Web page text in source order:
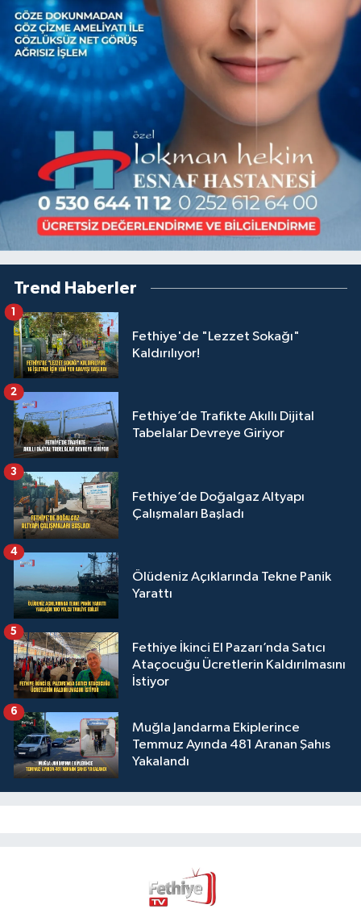
Trend Haberler
Fethiye'de "Lezzet Sokağı"
Kaldırılıyor!
1
Fethiye’de Trafikte Akıllı Dijital
Tabelalar Devreye Giriyor
2
Fethiye’de Doğalgaz Altyapı
Çalışmaları Başladı
3
Ölüdeniz Açıklarında Tekne Panik
Yarattı
4
Fethiye İkinci El Pazarı’nda Satıcı
Ataçocuğu Ücretlerin Kaldırılmasını
İstiyor
5
Muğla Jandarma Ekiplerince
Temmuz Ayında 481 Aranan Şahıs
Yakalandı
6